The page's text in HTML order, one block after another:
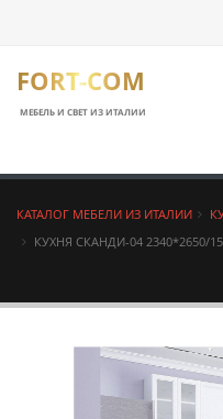
FORT-COM
МЕБЕЛЬ И СВЕТ ИЗ ИТАЛИИ
КАТАЛОГ МЕБЕЛИ ИЗ ИТАЛИИ
КУХНЯ СКАНДИ-04 2340*2650/